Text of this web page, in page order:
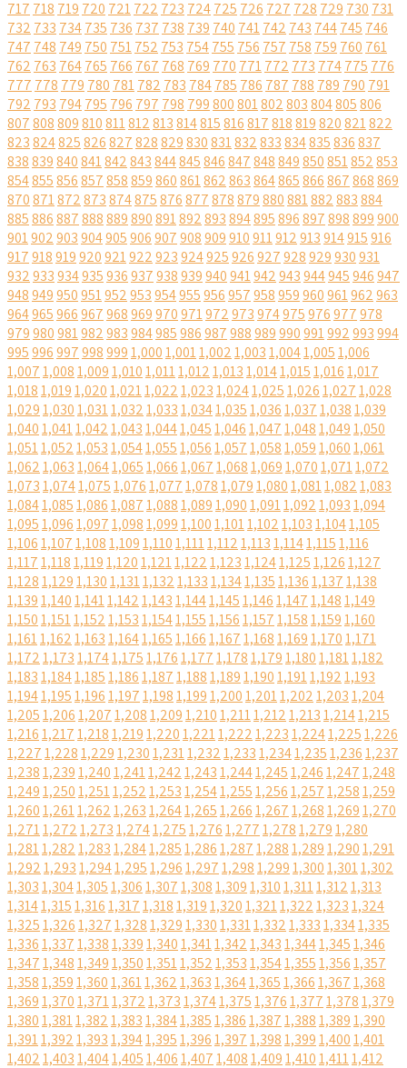
717 718 719 720 721722 723 724725 726 727 728 729 730 731
732 733 734735 736 737 738 739 740 741742 743 744745 746
747 748 749 750 751752 753 754755 756 757 758 759 760 761
762 763 764765 766 767 768 769 770 771772 773 774775 776
777 778 779 780 781782 783 784785 786 787 788 789 790 791
792 793 794795 796 797 798 799800801802803804805806
807808809810811812813814815816817818819820821822
823824825826827828829830831832833834835836837
838839840841842843844845846847848849850851852853
854855856857858859860861862863864865866867868869
870871872873874875876877878879880881882883884
885886887888889890891892893894895896897898899900
901902903904905906907908909910911912913914915916
917918919920921922923924925926927928929930931
932933934935936937938939940941942943944945946947
948949950951952953954955956957958959960961962963
964965966967968969970971972973974975976977978
979980981982983984985986987988989990991992993994
9959969979989991,0001,0011,0021,0031,0041,0051,006
1,0071,0081,0091,0101,0111,0121,0131,0141,0151,0161,017
1,0181,0191,0201,0211,0221,0231,0241,0251,0261,0271,028
1,0291,0301,0311,0321,0331,0341,0351,0361,0371,0381,039
1,0401,0411,0421,0431,0441,0451,0461,0471,0481,0491,050
1,0511,0521,0531,0541,0551,0561,0571,0581,0591,0601,061
1,0621,0631,0641,0651,0661,0671,0681,0691,0701,0711,072
1,0731,0741,0751,0761,0771,0781,0791,0801,0811,0821,083
1,0841,0851,0861,0871,0881,0891,0901,0911,0921,0931,094
1,0951,0961,0971,0981,0991,1001,1011,1021,1031,1041,105
1,1061,1071,1081,1091,1101,1111,1121,1131,1141,1151,116
1,1171,1181,1191,1201,1211,1221,1231,1241,1251,1261,127
1,1281,1291,1301,1311,1321,1331,1341,1351,1361,1371,138
1,1391,1401,1411,1421,1431,1441,1451,1461,1471,1481,149
1,1501,1511,1521,1531,1541,1551,1561,1571,1581,1591,160
1,1611,1621,1631,1641,1651,1661,1671,1681,1691,1701,171
1,1721,1731,1741,1751,1761,1771,1781,1791,1801,1811,182
1,1831,1841,1851,1861,1871,1881,1891,1901,1911,1921,193
1,1941,1951,1961,1971,1981,1991,2001,2011,2021,2031,204
1,2051,2061,2071,2081,2091,2101,2111,2121,2131,2141,215
1,2161,2171,2181,2191,2201,2211,2221,2231,2241,2251,226
1,2271,2281,2291,2301,2311,2321,2331,2341,2351,2361,237
1,2381,2391,2401,2411,2421,2431,2441,2451,2461,2471,248
1,2491,2501,2511,2521,2531,2541,2551,2561,2571,2581,259
1,2601,2611,2621,2631,2641,2651,2661,2671,2681,2691,270
1,2711,2721,2731,2741,2751,2761,2771,2781,2791,280
1,2811,2821,2831,2841,2851,2861,2871,2881,2891,2901,291
1,2921,2931,2941,2951,2961,2971,2981,2991,3001,3011,302
1,3031,3041,3051,3061,3071,3081,3091,3101,3111,3121,313
1,3141,3151,3161,3171,3181,3191,3201,3211,3221,3231,324
1,3251,3261,3271,3281,3291,3301,3311,3321,3331,3341,335
1,3361,3371,3381,3391,3401,3411,3421,3431,3441,3451,346
1,3471,3481,3491,3501,3511,3521,3531,3541,3551,3561,357
1,3581,3591,3601,3611,3621,3631,3641,3651,3661,3671,368
1,3691,3701,3711,3721,3731,3741,3751,3761,3771,3781,379
1,3801,3811,3821,3831,3841,3851,3861,3871,3881,3891,390
1,3911,3921,3931,3941,3951,3961,3971,3981,3991,4001,401
1,4021,4031,4041,4051,4061,4071,4081,4091,4101,4111,412